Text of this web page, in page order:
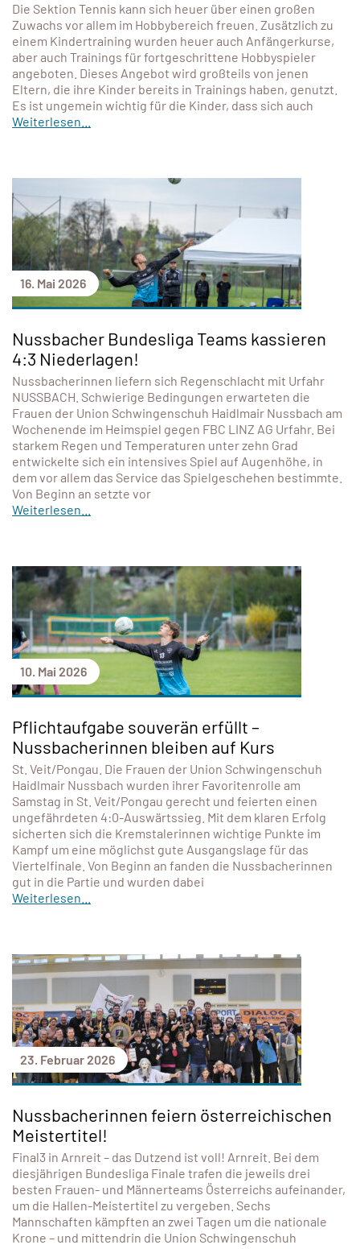
Die Sektion Tennis kann sich heuer über einen großen
Zuwachs vor allem im Hobbybereich freuen. Zusätzlich zu
einem Kindertraining wurden heuer auch Anfängerkurse,
aber auch Trainings für fortgeschrittene Hobbyspieler
angeboten. Dieses Angebot wird großteils von jenen
Eltern, die ihre Kinder bereits in Trainings haben, genutzt.
Es ist ungemein wichtig für die Kinder, dass sich auch
Weiterlesen...
16. Mai 2026
Nussbacher Bundesliga Teams kassieren
4:3 Niederlagen!
Nussbacherinnen liefern sich Regenschlacht mit Urfahr
NUSSBACH. Schwierige Bedingungen erwarteten die
Frauen der Union Schwingenschuh Haidlmair Nussbach am
Wochenende im Heimspiel gegen FBC LINZ AG Urfahr. Bei
starkem Regen und Temperaturen unter zehn Grad
entwickelte sich ein intensives Spiel auf Augenhöhe, in
dem vor allem das Service das Spielgeschehen bestimmte.
Von Beginn an setzte vor
Weiterlesen...
10. Mai 2026
Pflichtaufgabe souverän erfüllt –
Nussbacherinnen bleiben auf Kurs
St. Veit/Pongau. Die Frauen der Union Schwingenschuh
Haidlmair Nussbach wurden ihrer Favoritenrolle am
Samstag in St. Veit/Pongau gerecht und feierten einen
ungefährdeten 4:0-Auswärtssieg. Mit dem klaren Erfolg
sicherten sich die Kremstalerinnen wichtige Punkte im
Kampf um eine möglichst gute Ausgangslage für das
Viertelfinale. Von Beginn an fanden die Nussbacherinnen
gut in die Partie und wurden dabei
Weiterlesen...
23. Februar 2026
Nussbacherinnen feiern österreichischen
Meistertitel!
Final3 in Arnreit – das Dutzend ist voll! Arnreit. Bei dem
diesjährigen Bundesliga Finale trafen die jeweils drei
besten Frauen- und Männerteams Österreichs aufeinander,
um die Hallen-Meistertitel zu vergeben. Sechs
Mannschaften kämpften an zwei Tagen um die nationale
Krone – und mittendrin die Union Schwingenschuh